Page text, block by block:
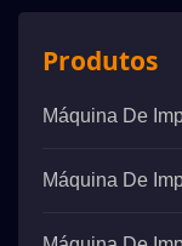
Produtos
Máquina De
Máquina De